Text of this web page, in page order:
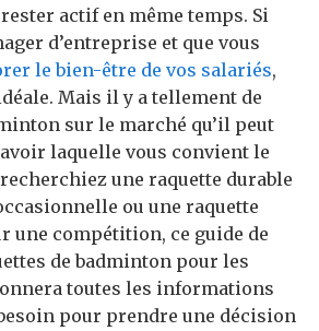
actif en même temps. Si
d’entreprise et que vous
le bien-être de vos salariés,
Mais il y a tellement de
sur le marché qu’il peut
laquelle vous convient le
une raquette durable
ou une raquette
une compétition, ce guide de
de badminton pour les
toutes les informations
pour prendre une décision